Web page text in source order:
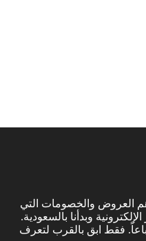
العروض والخصومات التي
وبدأنا بالسعودية.
فقط ابق بالقرب لتعرف